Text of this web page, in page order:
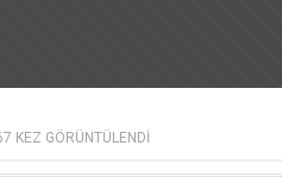
KEZ GÖRÜNTÜLENDI